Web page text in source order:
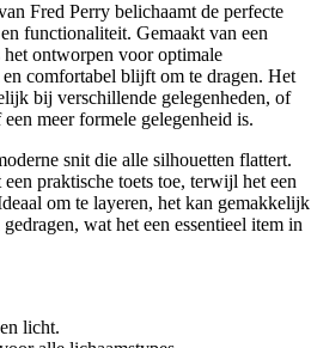
Fred Perry belichaamt de perfecte
functionaliteit. Gemaakt van een
ontworpen voor optimale
comfortabel blijft om te dragen. Het
bij verschillende gelegenheden, of
meer formele gelegenheid is.
snit die alle silhouetten flattert.
praktische toets toe, terwijl het een
om te layeren, het kan gemakkelijk
wat het een essentieel item in
licht.